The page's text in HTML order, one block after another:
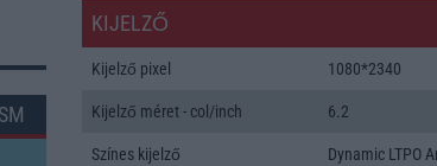
KIJELZŐ
Kijelző pixel 1080*2340
Kijelző méret - col/inch 6.2
Színes kijelző Dynamic LTPO